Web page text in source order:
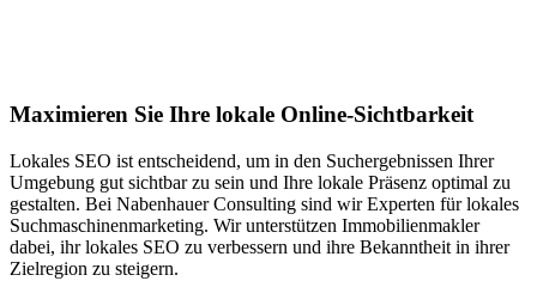
Maximieren Sie Ihre lokale Online-Sichtbarkeit
Lokales SEO ist entscheidend, um in den Suchergebnissen Ihrer
Umgebung gut sichtbar zu sein und Ihre lokale Präsenz optimal zu
gestalten. Bei Nabenhauer Consulting sind wir Experten für lokales
Suchmaschinenmarketing. Wir unterstützen Immobilienmakler
dabei, ihr lokales SEO zu verbessern und ihre Bekanntheit in ihrer
Zielregion zu steigern.